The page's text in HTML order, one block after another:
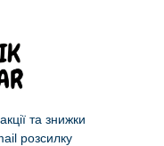
та знижки
розсилку